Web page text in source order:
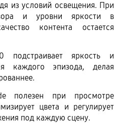
из условий освещения. При
и уровни яркости в
контента остается
подстраивает яркость и
каждого эпизода, делая
полезен при просмотре
цвета и регулирует
под каждую сцену.